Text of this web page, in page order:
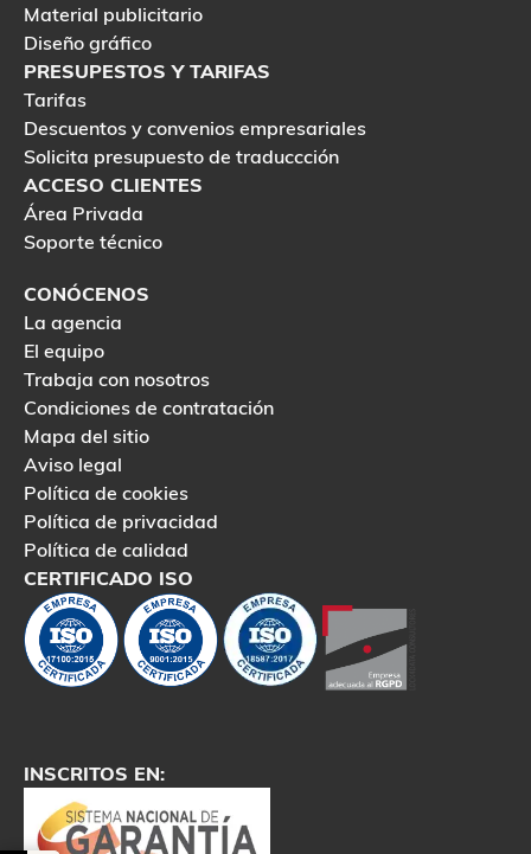
Material publicitario
Diseño gráfico
PRESUPESTOS Y TARIFAS
Tarifas
Descuentos y convenios empresariales
Solicita presupuesto de traduccción
ACCESO CLIENTES
Área Privada
Soporte técnico
CONÓCENOS
La agencia
El equipo
Trabaja con nosotros
Condiciones de contratación
Mapa del sitio
Aviso legal
Política de cookies
Política de privacidad
Política de calidad
CERTIFICADO ISO
INSCRITOS EN: